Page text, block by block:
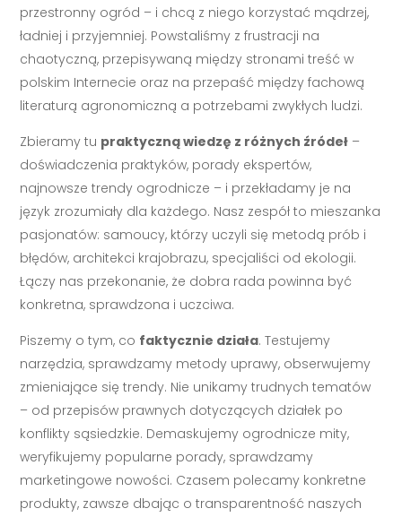
przestronny ogród – i chcą z niego korzystać mądrzej,
ładniej i przyjemniej. Powstaliśmy z frustracji na
chaotyczną, przepisywaną między stronami treść w
polskim Internecie oraz na przepaść między fachową
literaturą agronomiczną a potrzebami zwykłych ludzi.
Zbieramy tu praktyczną wiedzę z różnych źródeł –
doświadczenia praktyków, porady ekspertów,
najnowsze trendy ogrodnicze – i przekładamy je na
język zrozumiały dla każdego. Nasz zespół to mieszanka
pasjonatów: samoucy, którzy uczyli się metodą prób i
błędów, architekci krajobrazu, specjaliści od ekologii.
Łączy nas przekonanie, że dobra rada powinna być
konkretna, sprawdzona i uczciwa.
Piszemy o tym, co faktycznie działa. Testujemy
narzędzia, sprawdzamy metody uprawy, obserwujemy
zmieniające się trendy. Nie unikamy trudnych tematów
– od przepisów prawnych dotyczących działek po
konflikty sąsiedzkie. Demaskujemy ogrodnicze mity,
weryfikujemy popularne porady, sprawdzamy
marketingowe nowości. Czasem polecamy konkretne
produkty, zawsze dbając o transparentność naszych